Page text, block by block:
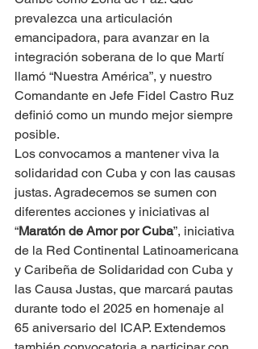
prevalezca una articulación
emancipadora, para avanzar en la
integración soberana de lo que Martí
llamó “Nuestra América”, y nuestro
Comandante en Jefe Fidel Castro Ruz
definió como un mundo mejor siempre
posible.
Los convocamos a mantener viva la
solidaridad con Cuba y con las causas
justas. Agradecemos se sumen con
diferentes acciones y iniciativas al
“Maratón de Amor por Cuba”, iniciativa
de la Red Continental Latinoamericana
y Caribeña de Solidaridad con Cuba y
las Causa Justas, que marcará pautas
durante todo el 2025 en homenaje al
65 aniversario del ICAP. Extendemos